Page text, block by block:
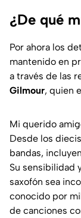
¿De qué
Por ahora los
mantenido en
a través de las
Gilmour, quien
Mi querido
Desde los
bandas,
Su sensibilidad
saxofón sea
conocido por
de canciones